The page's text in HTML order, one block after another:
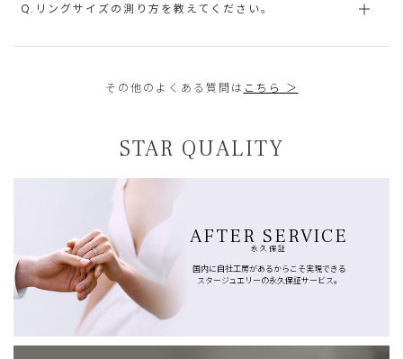
Q.リングサイズの測り方を教えてください。
その他のよくある質問は こちら ＞
STAR QUALITY
AFTER SERVICE
永久保証
国内に自社工房があるからこそ実現できる
スタージュエリーの永久保証サービス。